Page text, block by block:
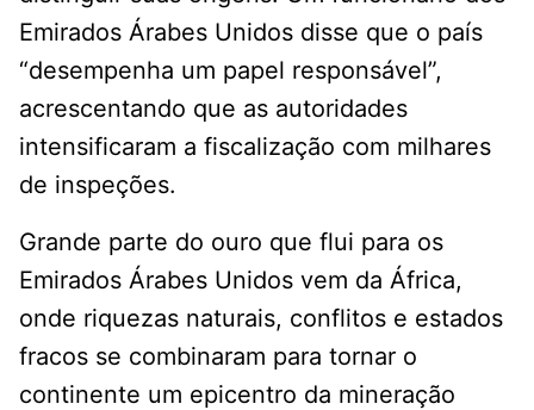
Emirados Árabes Unidos disse que o país
“desempenha um papel responsável”,
acrescentando que as autoridades
intensificaram a fiscalização com milhares
de inspeções.
Grande parte do ouro que flui para os
Emirados Árabes Unidos vem da África,
onde riquezas naturais, conflitos e estados
fracos se combinaram para tornar o
continente um epicentro da mineração